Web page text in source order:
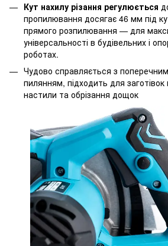
Кут нахилу різання регулюється
пропилювання досягає 46 мм під
прямого розпилювання — для
універсальності в будівельних і
роботах.
Чудово справляється з
пилянням, підходить для заготівок
настили та обрізання дощок